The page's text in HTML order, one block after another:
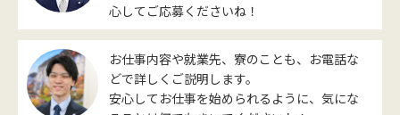
心してご応募くださいね！
お仕事内容や就業先、寮のことも、お電話な
どで詳しくご説明します。
安心してお仕事を始められるように、気にな